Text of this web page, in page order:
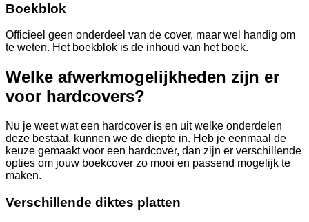
Boekblok
Officieel geen onderdeel van de cover, maar wel handig om
te weten. Het boekblok is de inhoud van het boek.
Welke afwerkmogelijkheden zijn er
voor hardcovers?
Nu je weet wat een hardcover is en uit welke onderdelen
deze bestaat, kunnen we de diepte in. Heb je eenmaal de
keuze gemaakt voor een hardcover, dan zijn er verschillende
opties om jouw boekcover zo mooi en passend mogelijk te
maken.
Verschillende diktes platten